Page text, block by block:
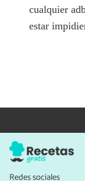
cualquier
estar
Redes sociales